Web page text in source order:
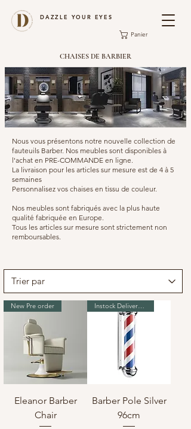
DAZZLE YOUR EYES
Panier
CHAISES DE BARBIER
Nous vous présentons notre nouvelle collection de
fauteuils Barber. Nos meubles sont disponibles à
l'achat en PRE-COMMANDE en ligne.
La livraison pour les articles sur mesure est de 4 à 5
semaines
Personnalisez vos chaises en tissu de couleur.
Nos meubles sont fabriqués avec la plus haute
qualité fabriquée en Europe.
Tous les articles sur mesure sont strictement non
remboursables.
New Pre order
Eleanor Barber
Chair
Instock Delivery in 7-10 days
Barber Pole Silver
96cm